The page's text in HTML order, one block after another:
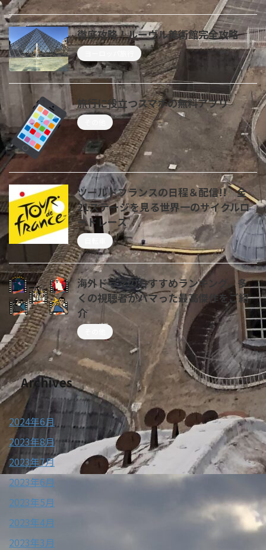
徹底攻略！ルーヴル美術館完全攻略
旅行に役立つスマホの無料アプリ
ツールドフランスの日程＆配信!! 全
21ステージを見る世界一のサイクルロ
ードレース
海外ドラマのおすすめランキング。多
くの視聴者がハマった最高傑作をご紹
介
Archives
2024年6月
2023年8月
2023年7月
2023年6月
2023年5月
2023年4月
2023年3月